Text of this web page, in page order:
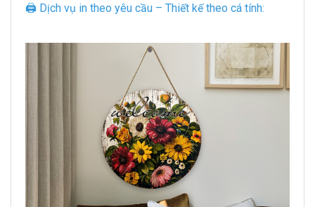
🖨️ Dịch vụ in theo yêu cầu – Thiết kế theo cá tính: